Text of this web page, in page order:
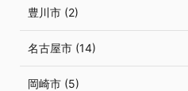
豊川市 (2)
名古屋市 (14)
岡崎市 (5)